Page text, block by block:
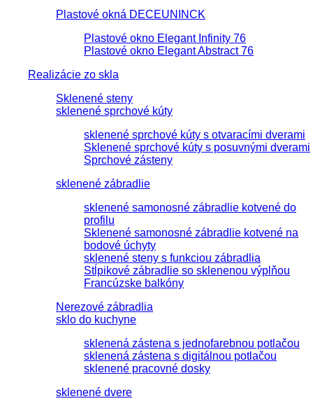
Plastové okná DECEUNINCK
Plastové okno Elegant Infinity 76
Plastové okno Elegant Abstract 76
Realizácie zo skla
Sklenené steny
sklenené sprchové kúty
sklenené sprchové kúty s otvaracími dverami
Sklenené sprchové kúty s posuvnými dverami
Sprchové zásteny
sklenené zábradlie
sklenené samonosné zábradlie kotvené do
profilu
Sklenené samonosné zábradlie kotvené na
bodové úchyty
sklenené steny s funkciou zábradlia
Stĺpikové zábradlie so sklenenou výplňou
Francúzske balkóny
Nerezové zábradlia
sklo do kuchyne
sklenená zástena s jednofarebnou potlačou
sklenená zástena s digitálnou potlačou
sklenené pracovné dosky
sklenené dvere